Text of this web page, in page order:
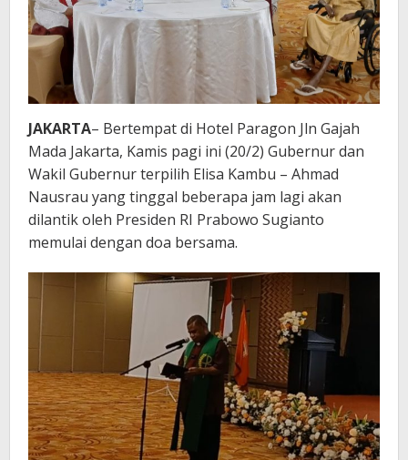
Barat
Daya
JAKARTA– Bertempat di Hotel Paragon Jln Gajah
Mada Jakarta, Kamis pagi ini (20/2) Gubernur dan
Wakil Gubernur terpilih Elisa Kambu – Ahmad
Nausrau yang tinggal beberapa jam lagi akan
dilantik oleh Presiden RI Prabowo Sugianto
memulai dengan doa bersama.